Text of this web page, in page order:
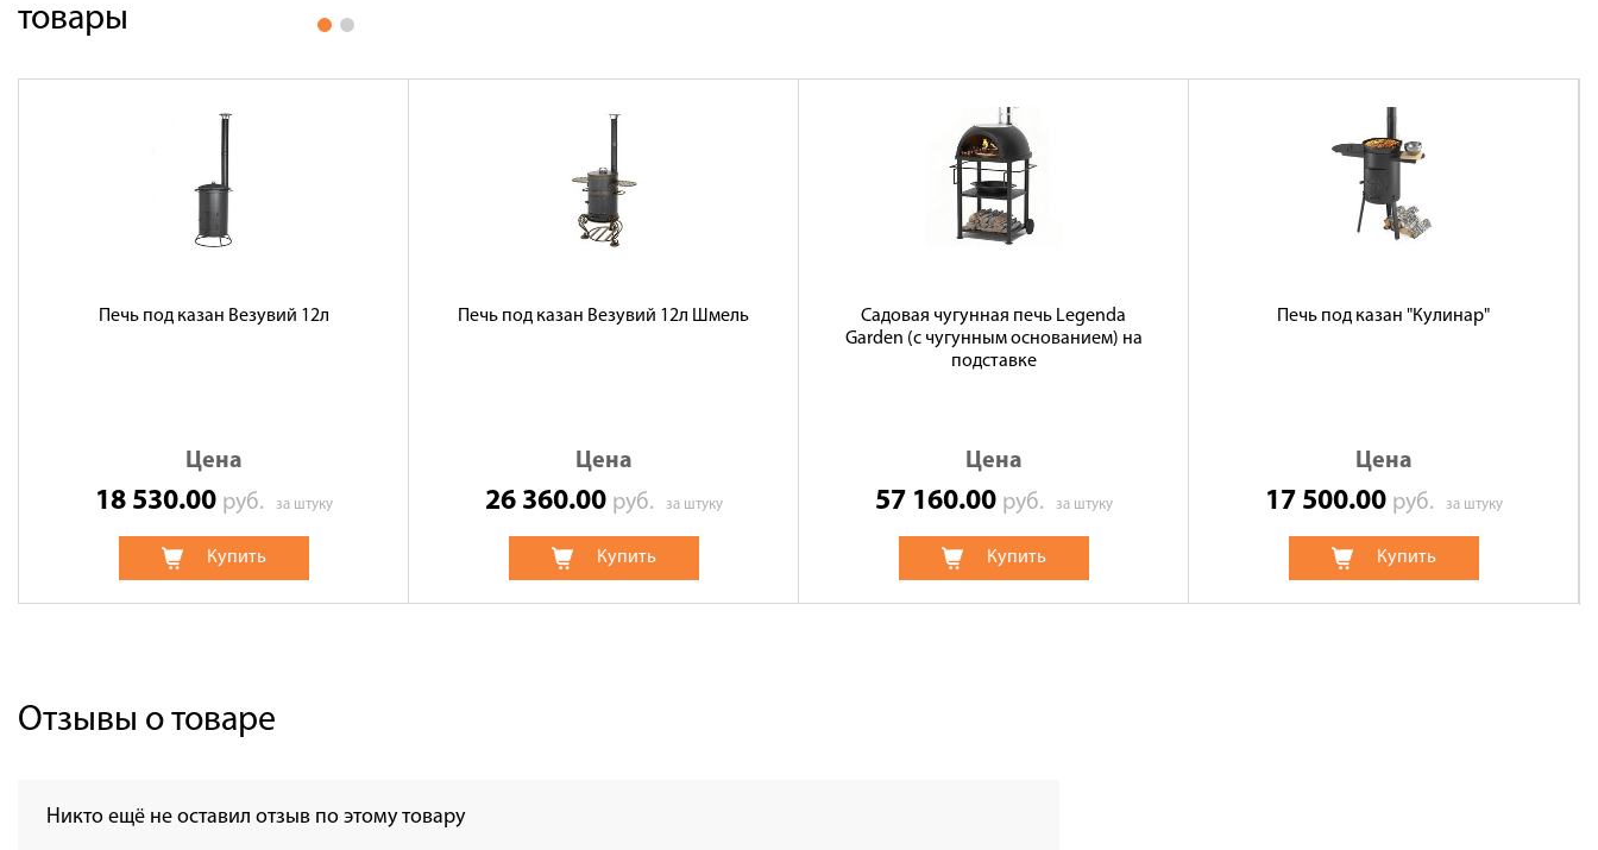
товары
Печь под казан Везувий 12л
Цена
18 530.00 руб. за штуку
Купить
Печь под казан Везувий 12л Шмель
Цена
26 360.00 руб. за штуку
Купить
Садовая чугунная печь Legenda
Garden (с чугунным основанием) на
подставке
Цена
57 160.00 руб. за штуку
Купить
Печь под казан "Кулинар"
Цена
17 500.00 руб. за штуку
Купить
Отзывы о товаре
Никто ещё не оставил отзыв по этому товару